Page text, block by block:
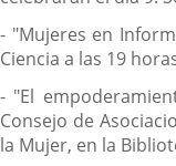
- "Mujeres en
Ciencia a las 19
- "El
Consejo de
la Mujer, en la